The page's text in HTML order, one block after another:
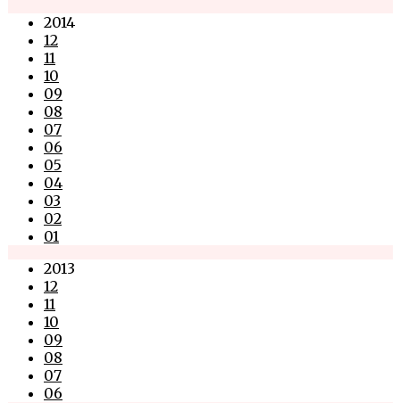
2014
12
11
10
09
08
07
06
05
04
03
02
01
2013
12
11
10
09
08
07
06